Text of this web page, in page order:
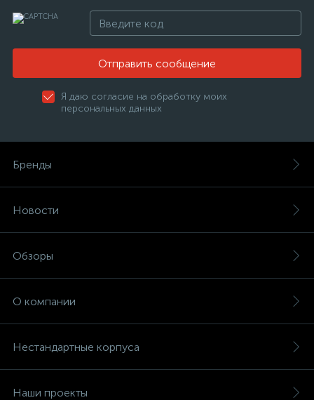
Отправить сообщение
Я даю согласие на обработку моих
персональных данных
Бренды
Новости
Обзоры
О компании
Нестандартные корпуса
Наши проекты